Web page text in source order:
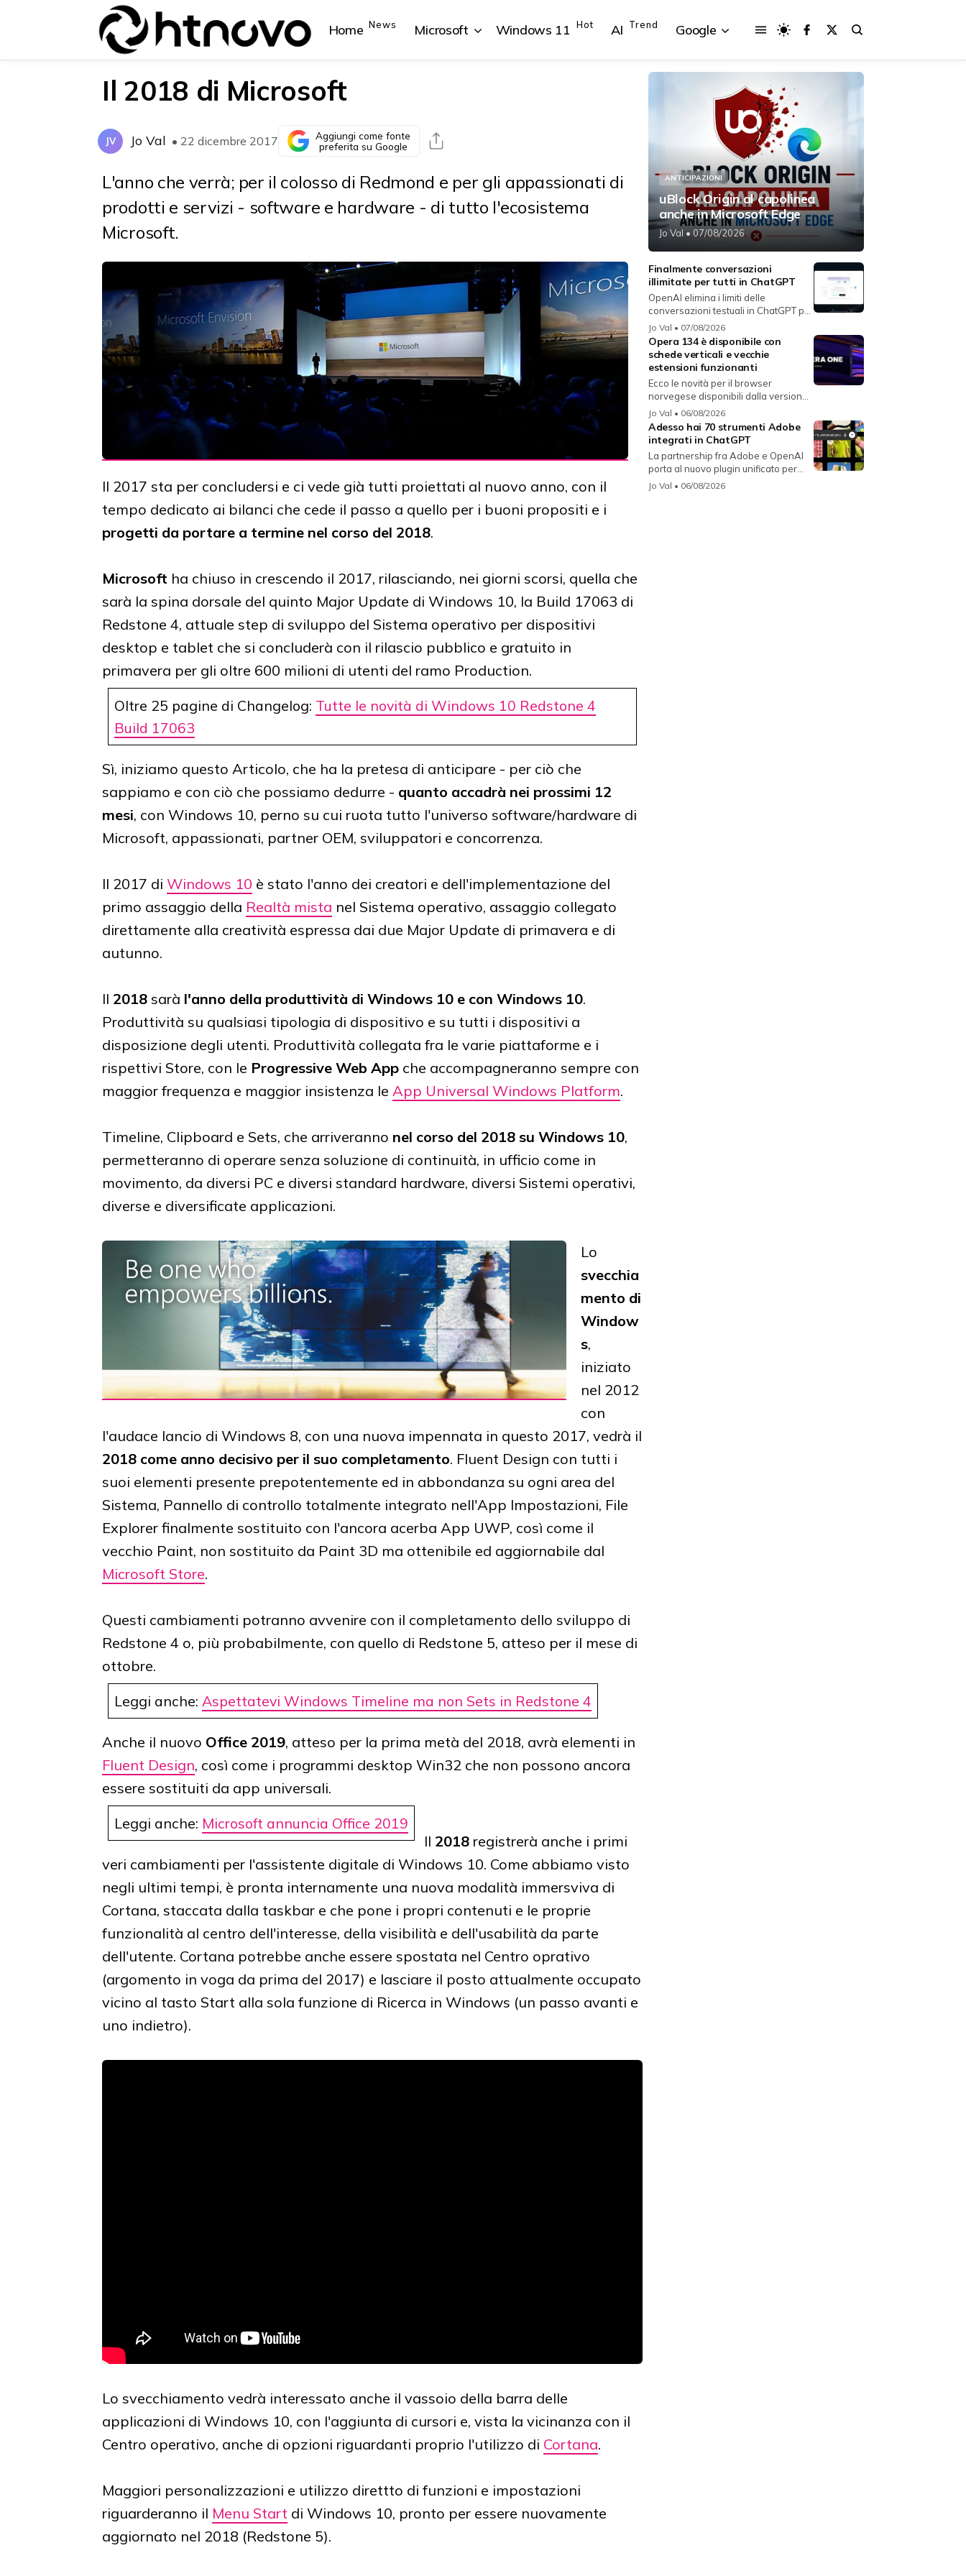
Home News Microsoft
{{POSTS[0].LABEL}} {{POSTS[1].LABEL}} {{POSTS[3].LABEL}}
{{posts[3].title}}
Windows 11 Hot AI Trend Google
{{POSTS[0].LABEL}} {{POSTS[1].LABEL}} {{POSTS[3].LABEL}}
{{posts[3].title}}
Il 2018 di Microsoft
JV Jo Val • 22 dicembre 2017
Aggiungi come fonte
preferita su Google
L'anno che verrà; per il colosso di Redmond e per gli appassionati di
prodotti e servizi - software e hardware - di tutto l'ecosistema
Microsoft.
Il 2017 sta per concludersi e ci vede già tutti proiettati al nuovo anno, con il
tempo dedicato ai bilanci che cede il passo a quello per i buoni propositi e i
progetti da portare a termine nel corso del 2018.
Microsoft ha chiuso in crescendo il 2017, rilasciando, nei giorni scorsi, quella che
sarà la spina dorsale del quinto Major Update di Windows 10, la Build 17063 di
Redstone 4, attuale step di sviluppo del Sistema operativo per dispositivi
desktop e tablet che si concluderà con il rilascio pubblico e gratuito in
primavera per gli oltre 600 milioni di utenti del ramo Production.
Oltre 25 pagine di Changelog: Tutte le novità di Windows 10 Redstone 4
Build 17063
Sì, iniziamo questo Articolo, che ha la pretesa di anticipare - per ciò che
sappiamo e con ciò che possiamo dedurre - quanto accadrà nei prossimi 12
mesi, con Windows 10, perno su cui ruota tutto l'universo software/hardware di
Microsoft, appassionati, partner OEM, sviluppatori e concorrenza.
Il 2017 di Windows 10 è stato l'anno dei creatori e dell'implementazione del
primo assaggio della Realtà mista nel Sistema operativo, assaggio collegato
direttamente alla creatività espressa dai due Major Update di primavera e di
autunno.
Il 2018 sarà l'anno della produttività di Windows 10 e con Windows 10.
Produttività su qualsiasi tipologia di dispositivo e su tutti i dispositivi a
disposizione degli utenti. Produttività collegata fra le varie piattaforme e i
rispettivi Store, con le Progressive Web App che accompagneranno sempre con
maggior frequenza e maggior insistenza le App Universal Windows Platform.
Timeline, Clipboard e Sets, che arriveranno nel corso del 2018 su Windows 10,
permetteranno di operare senza soluzione di continuità, in ufficio come in
movimento, da diversi PC e diversi standard hardware, diversi Sistemi operativi,
diverse e diversificate applicazioni.
Lo
svecchia
mento di
Window
s,
iniziato
nel 2012
con
l'audace lancio di Windows 8, con una nuova impennata in questo 2017, vedrà il
2018 come anno decisivo per il suo completamento. Fluent Design con tutti i
suoi elementi presente prepotentemente ed in abbondanza su ogni area del
Sistema, Pannello di controllo totalmente integrato nell'App Impostazioni, File
Explorer finalmente sostituito con l'ancora acerba App UWP, così come il
vecchio Paint, non sostituito da Paint 3D ma ottenibile ed aggiornabile dal
Microsoft Store.
Questi cambiamenti potranno avvenire con il completamento dello sviluppo di
Redstone 4 o, più probabilmente, con quello di Redstone 5, atteso per il mese di
ottobre.
Leggi anche: Aspettatevi Windows Timeline ma non Sets in Redstone 4
Anche il nuovo Office 2019, atteso per la prima metà del 2018, avrà elementi in
Fluent Design, così come i programmi desktop Win32 che non possono ancora
essere sostituiti da app universali.
Leggi anche: Microsoft annuncia Office 2019
Il 2018 registrerà anche i primi
veri cambiamenti per l'assistente digitale di Windows 10. Come abbiamo visto
negli ultimi tempi, è pronta internamente una nuova modalità immersviva di
Cortana, staccata dalla taskbar e che pone i propri contenuti e le proprie
funzionalità al centro dell'interesse, della visibilità e dell'usabilità da parte
dell'utente. Cortana potrebbe anche essere spostata nel Centro oprativo
(argomento in voga da prima del 2017) e lasciare il posto attualmente occupato
vicino al tasto Start alla sola funzione di Ricerca in Windows (un passo avanti e
uno indietro).
Lo svecchiamento vedrà interessato anche il vassoio della barra delle
applicazioni di Windows 10, con l'aggiunta di cursori e, vista la vicinanza con il
Centro operativo, anche di opzioni riguardanti proprio l'utilizzo di Cortana.
Maggiori personalizzazioni e utilizzo direttto di funzioni e impostazioni
riguarderanno il Menu Start di Windows 10, pronto per essere nuovamente
aggiornato nel 2018 (Redstone 5).
ANTICIPAZIONI
uBlock Origin al capolinea
anche in Microsoft Edge
Jo Val • 07/08/2026
Finalmente conversazioni
illimitate per tutti in ChatGPT
OpenAI elimina i limiti delle
conversazioni testuali in ChatGPT per
i...Jo Val • 07/08/2026
Opera 134 è disponibile con
schede verticali e vecchie
estensioni funzionanti
Ecco le novità per il browser
norvegese disponibili dalla versione
134...
Jo Val • 06/08/2026
Adesso hai 70 strumenti Adobe
integrati in ChatGPT
La partnership fra Adobe e OpenAI
porta al nuovo plugin unificato per...
Jo Val • 06/08/2026